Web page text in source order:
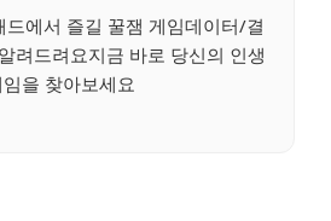
드에서 즐길 꿀잼 게임데이터/결
려드려요지금 바로 당신의 인생
임을 찾아보세요